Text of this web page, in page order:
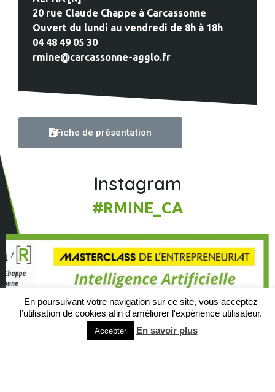
20 rue Claude Chappe à Carcassonne
Ouvert du lundi au vendredi de 8h à 18h
04 48 49 05 30
rmine@carcassonne-agglo.fr
Fiche de présentation
Instagram
#RMINE_CA
En poursuivant votre navigation sur ce site, vous acceptez
l’utilisation de cookies afin d'améliorer l'expérience utilisateur.
Accepter En savoir plus